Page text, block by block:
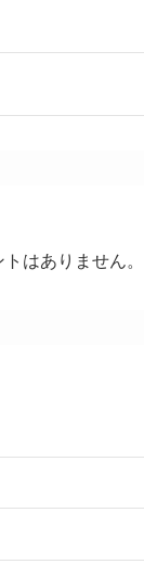
はありません。